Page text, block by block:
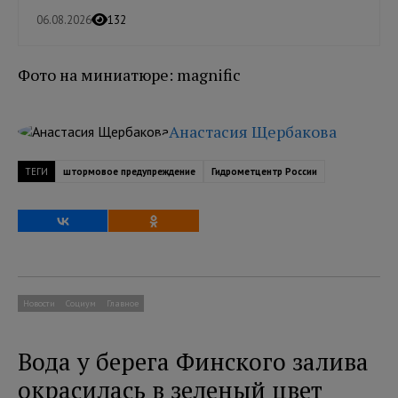
06.08.2026 132
Фото на миниатюре: magnific
Анастасия Щербакова
ТЕГИ штормовое предупреждение Гидрометцентр России
Новости Социум Главное
Вода у берега Финского залива
окрасилась в зеленый цвет